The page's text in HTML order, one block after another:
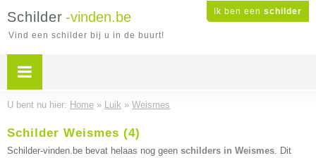
Ik ben een schilder
Schilder -vinden.be
Vind een schilder bij u in de buurt!
U bent nu hier: Home » Luik » Weismes
Schilder Weismes (4)
Schilder-vinden.be bevat helaas nog geen schilders in Weismes. Dit